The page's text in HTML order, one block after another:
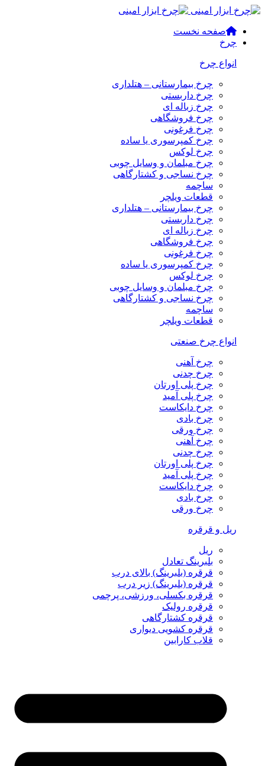
صفحه نخست
چرخ
انواع چرخ
چرخ بیمارستانی – هتلداری
چرخ داربستی
چرخ زباله ای
چرخ فروشگاهی
چرخ فرغونی
چرخ کمپرسوری یا ساده
چرخ لوکس
چرخ مبلمان و وسایل چوبی
چرخ نساجی و کشتارگاهی
ساچمه
قطعات ویلچر
چرخ بیمارستانی – هتلداری
چرخ داربستی
چرخ زباله ای
چرخ فروشگاهی
چرخ فرغونی
چرخ کمپرسوری یا ساده
چرخ لوکس
چرخ مبلمان و وسایل چوبی
چرخ نساجی و کشتارگاهی
ساچمه
قطعات ویلچر
انواع چرخ صنعتی
چرخ آهنی
چرخ چدنی
چرخ پلی اورتان
چرخ پلی آمید
چرخ دایکاست
چرخ بادی
چرخ ورقی
چرخ آهنی
چرخ چدنی
چرخ پلی اورتان
چرخ پلی آمید
چرخ دایکاست
چرخ بادی
چرخ ورقی
ریل و قرقره
ریل
بلبرینگ تعادل
قرقره (بلبرینگ) بالای درب
قرقره (بلبرینگ) زیر درب
قرقره بکسلی، ورزشی، پرچمی
قرقره رولیک
قرقره کشتارگاهی
قرقره کشویی دیواری
قلاب کارابین